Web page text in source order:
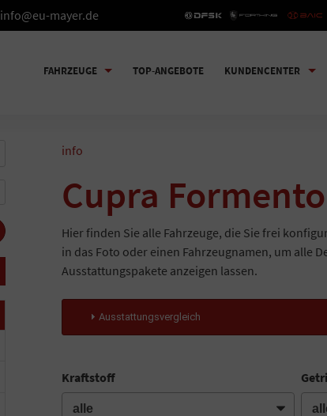
info@eu-mayer.de
FAHRZEUGE TOP-ANGEBOTE KUNDENCENTER
info
Cupra
Hier finden Sie alle Fahrzeuge, die Sie frei
in das Foto oder einen Fahrzeugnamen, um alle
Ausstattungspakete anzeigen lassen.
Ausstattungsvergleich
Kraftstoff